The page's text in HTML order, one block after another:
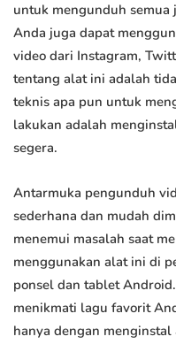
untuk mengunduh semua
Anda juga dapat
video dari Instagram,
tentang alat ini adalah
teknis apa pun untuk
lakukan adalah
segera.
Antarmuka pengunduh
sederhana dan mudah
menemui masalah saat
menggunakan alat ini di
ponsel dan tablet
menikmati lagu favorit
hanya dengan